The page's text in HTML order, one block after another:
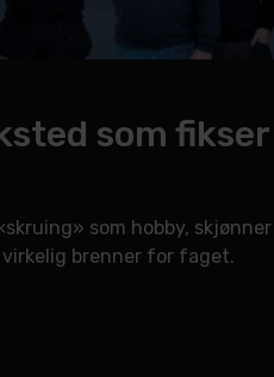
som
som hobby,
brenner for faget.